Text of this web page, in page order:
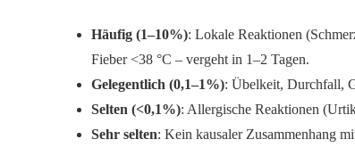
Häufig (1–10%): Lokale Reaktionen
Fieber <38 °C – vergeht in 1–2 Tagen.
Gelegentlich (0,1–1%): Übelkeit, Durchfall,
Selten (<0,1%): Allergische Reaktionen
Sehr selten: Kein kausaler Zusammenhang